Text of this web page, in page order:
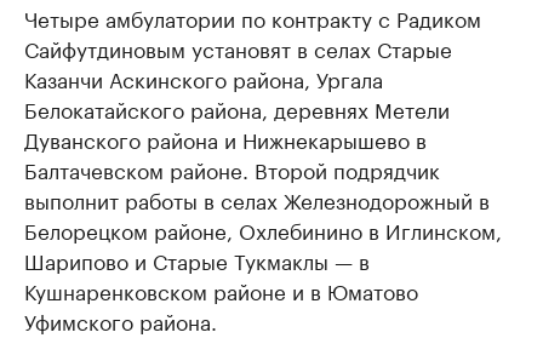
Четыре амбулатории по контракту с Радиком
Сайфутдиновым установят в селах Старые
Казанчи Аскинского района, Ургала
Белокатайского района, деревнях Метели
Дуванского района и Нижнекарышево в
Балтачевском районе. Второй подрядчик
выполнит работы в селах Железнодорожный в
Белорецком районе, Охлебинино в Иглинском,
Шарипово и Старые Тукмаклы — в
Кушнаренковском районе и в Юматово
Уфимского района.